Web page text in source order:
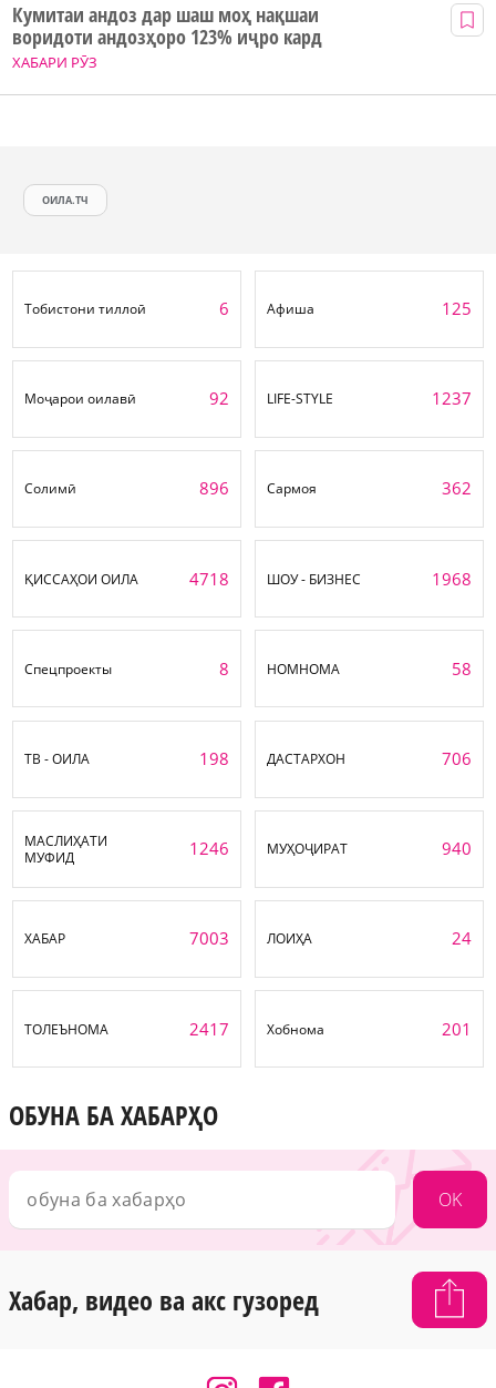
ХАБАРИ РӮЗ
Кумитаи андоз дар шаш моҳ нақшаи
воридоти андозҳоро 123% иҷро кард
ОИЛА.ТЧ
Тобистони тиллоӣ 6 Афиша 125
Моҷарои оилавӣ 92 LIFE-STYLE 1237
Солимӣ 896 Сармоя 362
ҚИССАҲОИ ОИЛА 4718 ШОУ - БИЗНЕС 1968
Спецпроекты 8 НОМНОМА 58
ТВ - ОИЛА 198 ДАСТАРХОН 706
МАСЛИҲАТИ
МУФИД
1246 МУҲОҶИРАТ 940
ХАБАР 7003 ЛОИҲА 24
ТОЛЕЪНОМА 2417 Хобнома 201
ОБУНА БА ХАБАРҲО
OK
Хабар, видео ва акс гузоред